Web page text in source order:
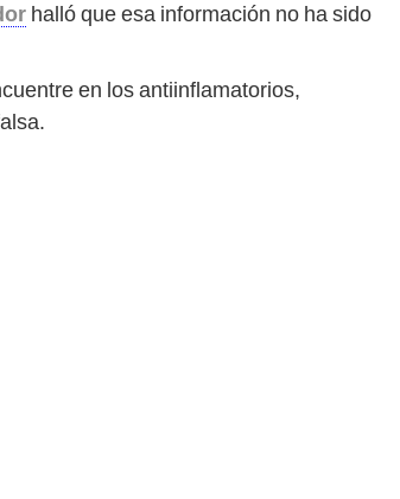
halló que esa información no ha sido
en los antiinflamatorios,